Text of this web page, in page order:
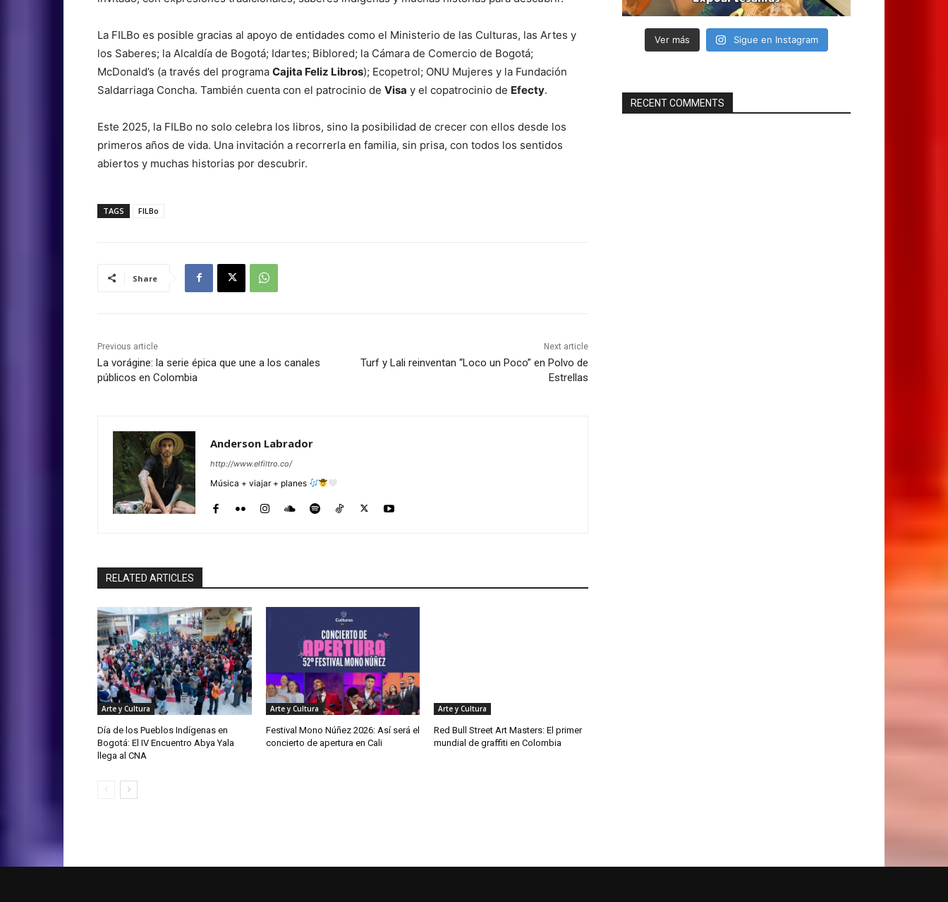
La FILBo es posible gracias al apoyo de entidades como el Ministerio de las Culturas, las Artes y
los Saberes; la Alcaldía de Bogotá; Idartes; Biblored; la Cámara de Comercio de Bogotá;
McDonald’s (a través del programa Cajita Feliz Libros); Ecopetrol; ONU Mujeres y la Fundación
Saldarriaga Concha. También cuenta con el patrocinio de Visa y el copatrocinio de Efecty.
Este 2025, la FILBo no solo celebra los libros, sino la posibilidad de crecer con ellos desde los
primeros años de vida. Una invitación a recorrerla en familia, sin prisa, con todos los sentidos
abiertos y muchas historias por descubrir.
TAGS FILBo
Share
Previous article
La vorágine: la serie épica que une a los canales
públicos en Colombia
Next article
Turf y Lali reinventan “Loco un Poco” en Polvo de
Estrellas
Anderson Labrador
http://www.elfiltro.co/
Música + viajar + planes
RELATED ARTICLES
Arte y Cultura
Día de los Pueblos Indígenas en
Bogotá: El IV Encuentro Abya Yala
llega al CNA
Arte y Cultura
Festival Mono Núñez 2026: Así será el
concierto de apertura en Cali
Arte y Cultura
Red Bull Street Art Masters: El primer
mundial de graffiti en Colombia
Ver más Sigue en Instagram
RECENT COMMENTS